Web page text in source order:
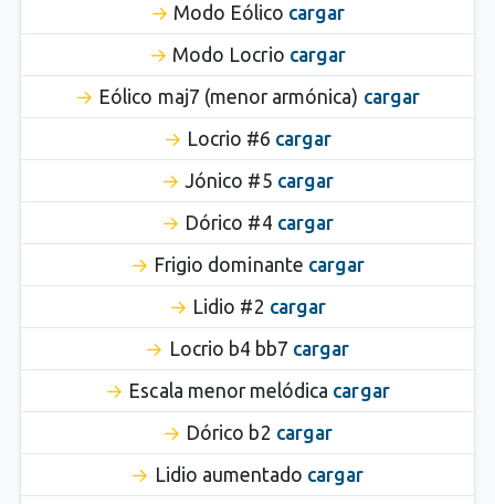
Modo Eólico cargar
Modo Locrio cargar
Eólico maj7 (menor armónica) cargar
Locrio #6 cargar
Jónico #5 cargar
Dórico #4 cargar
Frigio dominante cargar
Lidio #2 cargar
Locrio b4 bb7 cargar
Escala menor melódica cargar
Dórico b2 cargar
Lidio aumentado cargar